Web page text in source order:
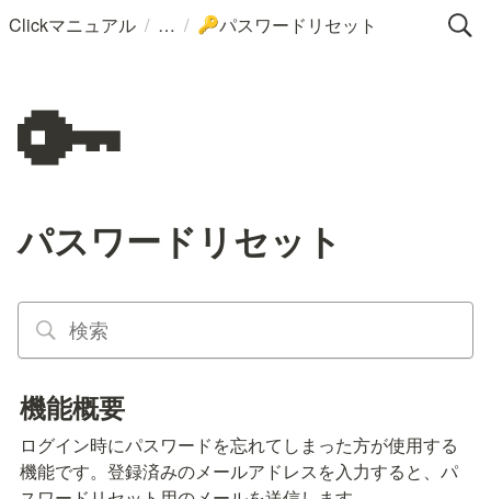
Clickマニュアル / / 🔑パスワードリセット
🔑
パスワードリセット
機能概要
ログイン時にパスワードを忘れてしまった方が使用する
機能です。登録済みのメールアドレスを入力すると、パ